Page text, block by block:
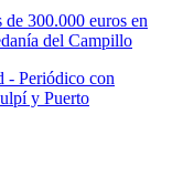
300.000 euros en
del Campillo
- Periódico con
y Puerto